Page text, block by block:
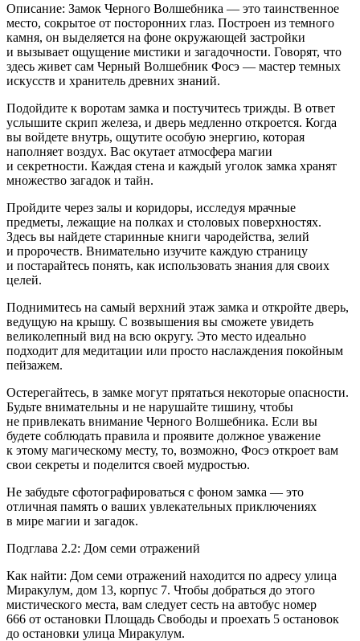
Описание: Замок Черного Волшебника — это таинственное
место, сокрытое от посторонних глаз. Построен из темного
камня, он выделяется на фоне окружающей застройки
и вызывает ощущение мистики и загадочности. Говорят, что
здесь живет сам Черный Волшебник Фосэ — мастер темных
искусств и хранитель древних знаний.
Подойдите к воротам замка и постучитесь трижды. В ответ
услышите скрип железа, и дверь медленно откроется. Когда
вы войдете внутрь, ощутите особую энергию, которая
наполняет воздух. Вас окутает атмосфера магии
и секретности. Каждая стена и каждый уголок замка хранят
множество загадок и тайн.
Пройдите через залы и коридоры, исследуя мрачные
предметы, лежащие на полках и столовых поверхностях.
Здесь вы найдете старинные книги чародейства, зелий
и пророчеств. Внимательно изучите каждую страницу
и постарайтесь понять, как использовать знания для своих
целей.
Поднимитесь на самый верхний этаж замка и откройте дверь,
ведущую на крышу. С возвышения вы сможете увидеть
великолепный вид на всю округу. Это место идеально
подходит для медитации или просто наслаждения покойным
пейзажем.
Остерегайтесь, в замке могут прятаться некоторые опасности.
Будьте внимательны и не нарушайте тишину, чтобы
не привлекать внимание Черного Волшебника. Если вы
будете соблюдать правила и проявите должное уважение
к этому магическому месту, то, возможно, Фосэ откроет вам
свои секреты и поделится своей мудростью.
Не забудьте сфотографироваться с фоном замка — это
отличная память о ваших увлекательных приключениях
в мире магии и загадок.
Подглава 2.2: Дом семи отражений
Как найти: Дом семи отражений находится по адресу улица
Миракулум, дом 13, корпус 7. Чтобы добраться до этого
мистического места, вам следует сесть на автобус номер
666 от остановки Площадь Свободы и проехать 5 остановок
до остановки улица Миракулум.